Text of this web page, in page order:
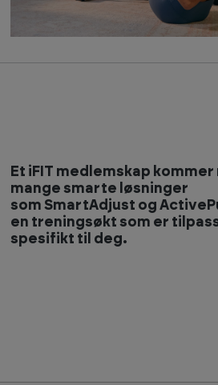
Et iFIT medlemskap kommer
mange smarte løsninger
som SmartAdjust og
en treningsøkt som er
spesifikt til deg.